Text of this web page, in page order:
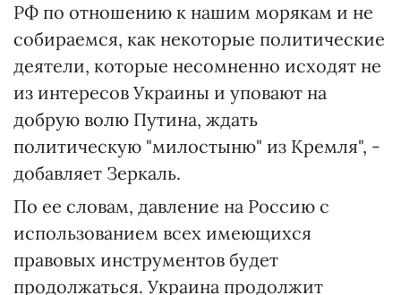
РФ по отношению к нашим морякам и не
собираемся, как некоторые политические
деятели, которые несомненно исходят не
из интересов Украины и уповают на
добрую волю Путина, ждать
политическую "милостыню" из Кремля", -
добавляет Зеркаль.
По ее словам, давление на Россию с
использованием всех имеющихся
правовых инструментов будет
продолжаться. Украина продолжит